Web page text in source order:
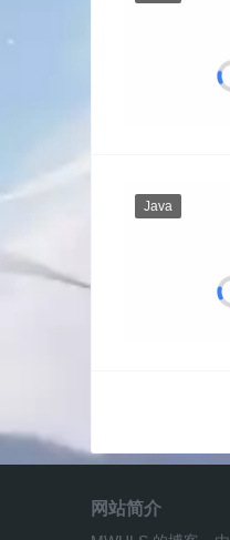
Java
网站简介